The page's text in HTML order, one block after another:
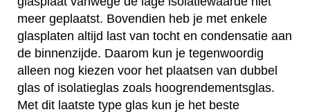
meer geplaatst. Bovendien heb je met enkele
glasplaten altijd last van tocht en condensatie aan
de binnenzijde. Daarom kun je tegenwoordig
alleen nog kiezen voor het plaatsen van dubbel
glas of isolatieglas zoals hoogrendementsglas.
Met dit laatste type glas kun je het beste